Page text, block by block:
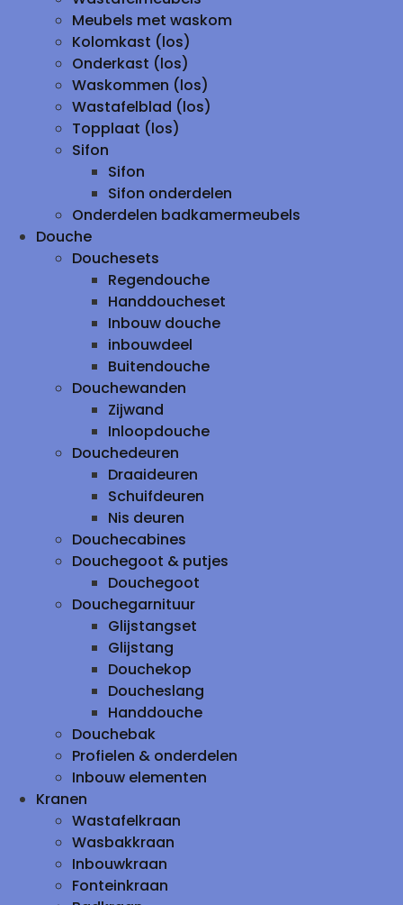
Meubels met waskom
Kolomkast (los)
Onderkast (los)
Waskommen (los)
Wastafelblad (los)
Topplaat (los)
Sifon
Sifon
Sifon onderdelen
Onderdelen badkamermeubels
Douche
Douchesets
Regendouche
Handdoucheset
Inbouw douche
inbouwdeel
Buitendouche
Douchewanden
Zijwand
Inloopdouche
Douchedeuren
Draaideuren
Schuifdeuren
Nis deuren
Douchecabines
Douchegoot & putjes
Douchegoot
Douchegarnituur
Glijstangset
Glijstang
Douchekop
Doucheslang
Handdouche
Douchebak
Profielen & onderdelen
Inbouw elementen
Kranen
Wastafelkraan
Wasbakkraan
Inbouwkraan
Fonteinkraan